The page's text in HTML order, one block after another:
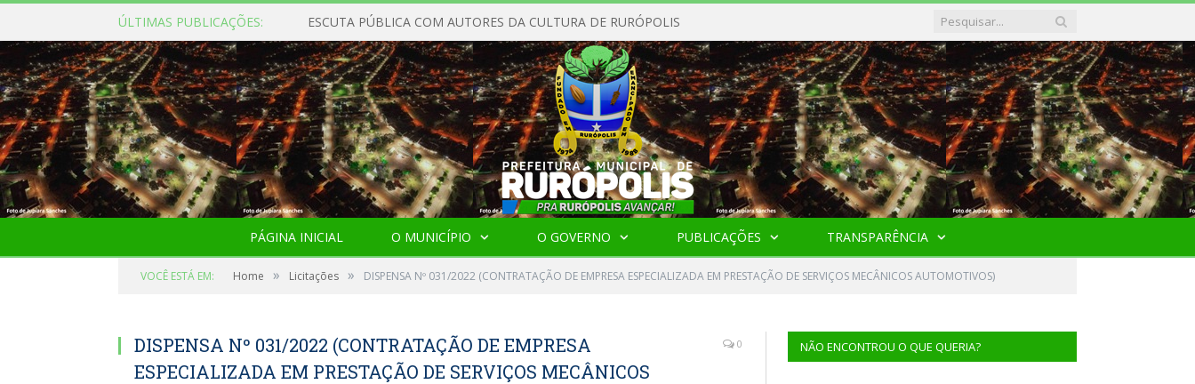
ÚLTIMAS PUBLICAÇÕES: ESCUTA PÚBLICA COM AUTORES DA CULTURA DE RURÓPOLIS
PÁGINA INICIAL O MUNICÍPIO O GOVERNO PUBLICAÇÕES TRANSPARÊNCIA
VOCÊ ESTÁ EM: Home » Licitações » DISPENSA Nº 031/2022 (CONTRATAÇÃO DE EMPRESA ESPECIALIZADA EM PRESTAÇÃO DE SERVIÇOS MECÂNICOS AUTOMOTIVOS)
DISPENSA Nº 031/2022 (CONTRATAÇÃO DE EMPRESA
ESPECIALIZADA EM PRESTAÇÃO DE SERVIÇOS MECÂNICOS
0 NÃO ENCONTROU O QUE QUERIA?